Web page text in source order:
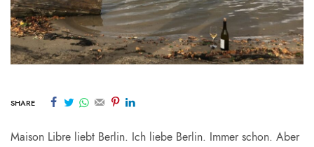
SHARE
Maison Libre liebt Berlin. Ich liebe Berlin. Immer schon. Aber